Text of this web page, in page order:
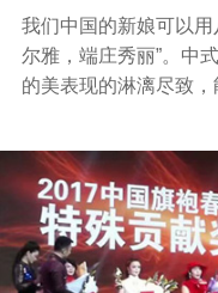
我们中国的新娘可以
尔雅，端庄秀丽”。中
的美表现的淋漓尽致，